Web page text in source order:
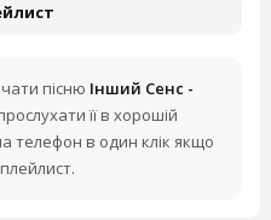
пісню Інший Сенс -
її в хорошій
телефон в один клік якщо